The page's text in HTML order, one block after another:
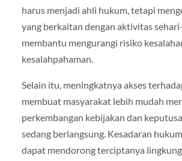
harus menjadi ahli hukum, tetapi
yang berkaitan dengan aktivitas
membantu mengurangi risiko
kesalahpahaman.
Selain itu, meningkatnya akses
membuat masyarakat lebih mudah
perkembangan kebijakan dan
sedang berlangsung. Kesadaran
dapat mendorong terciptanya